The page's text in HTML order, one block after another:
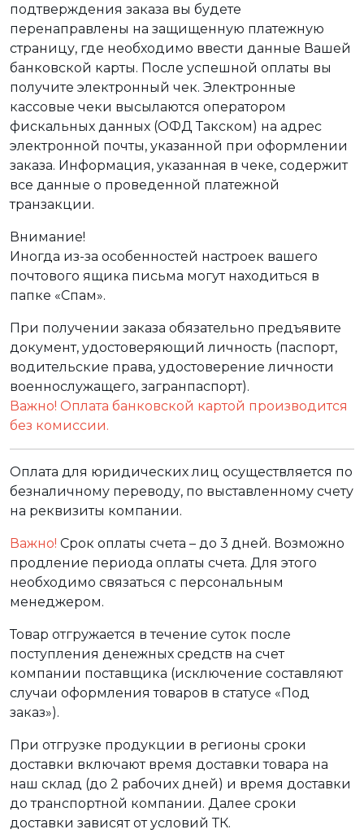
подтверждения заказа вы будете
перенаправлены на защищенную платежную
страницу, где необходимо ввести данные Вашей
банковской карты. После успешной оплаты вы
получите электронный чек. Электронные
кассовые чеки высылаются оператором
фискальных данных (ОФД Такском) на адрес
электронной почты, указанной при оформлении
заказа. Информация, указанная в чеке, содержит
все данные о проведенной платежной
транзакции.
Внимание!
Иногда из-за особенностей настроек вашего
почтового ящика письма могут находиться в
папке «Спам».
При получении заказа обязательно предъявите
документ, удостоверяющий личность (паспорт,
водительские права, удостоверение личности
военнослужащего, загранпаспорт).
Важно! Оплата банковской картой производится
без комиссии.
Оплата для юридических лиц осуществляется по
безналичному переводу, по выставленному счету
на реквизиты компании.
Важно! Срок оплаты счета – до 3 дней. Возможно
продление периода оплаты счета. Для этого
необходимо связаться с персональным
менеджером.
Товар отгружается в течение суток после
поступления денежных средств на счет
компании поставщика (исключение составляют
случаи оформления товаров в статусе «Под
заказ»).
При отгрузке продукции в регионы сроки
доставки включают время доставки товара на
наш склад (до 2 рабочих дней) и время доставки
до транспортной компании. Далее сроки
доставки зависят от условий ТК.